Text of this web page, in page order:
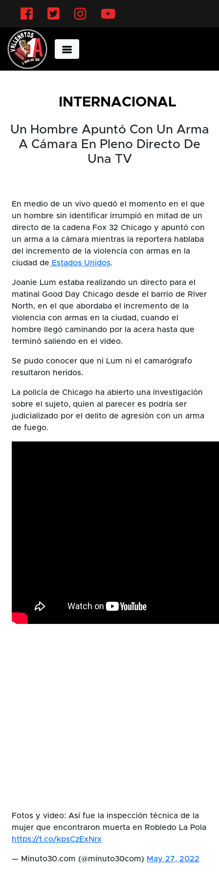
INTERNACIONAL
Un Hombre Apuntó Con Un Arma
A Cámara En Pleno Directo De
Una TV
En medio de un vivo quedó el momento en el que
un hombre sin identificar irrumpió en mitad de un
directo de la cadena Fox 32 Chicago y apuntó con
un arma a la cámara mientras la reportera hablaba
del incremento de la violencia con armas en la
ciudad de Estados Unidos.
Joanie Lum estaba realizando un directo para el
matinal Good Day Chicago desde el barrio de River
North, en el que abordaba el incremento de la
violencia con armas en la ciudad, cuando el
hombre llegó caminando por la acera hasta que
terminó saliendo en el video.
Se pudo conocer que ni Lum ni el camarógrafo
resultaron heridos.
La policía de Chicago ha abierto una investigación
sobre el sujeto, quien al parecer es podría ser
judicializado por el delito de agresión con un arma
de fuego.
Fotos y video: Así fue la inspección técnica de la
mujer que encontraron muerta en Robledo La Pola
https://t.co/kpsCzExNrx
— Minuto30.com (@minuto30com) May 27, 2022